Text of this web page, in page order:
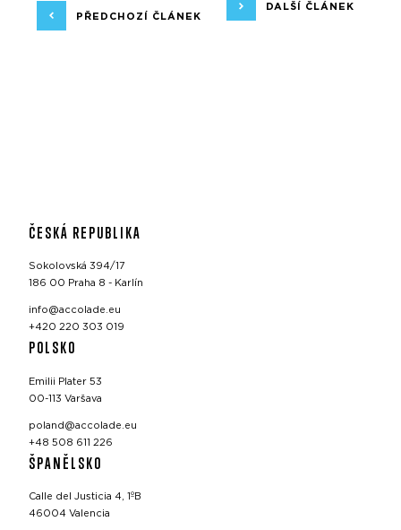
PŘEDCHOZÍ ČLÁNEK
DALŠÍ ČLÁNEK
ČESKÁ REPUBLIKA
Sokolovská 394/17
186 00 Praha 8 - Karlín
info@accolade.eu
+420 220 303 019
POLSKO
Emilii Plater 53
00-113 Varšava
poland@accolade.eu
+48 508 611 226
ŠPANĚLSKO
Calle del Justicia 4, 1ºB
46004 Valencia